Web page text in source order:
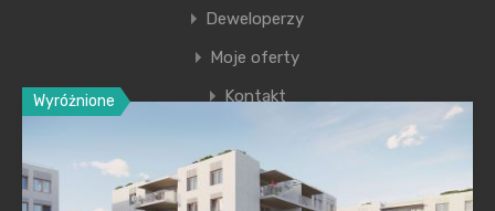
Wyróżnione
Deweloperzy
Moje oferty
Kontakt